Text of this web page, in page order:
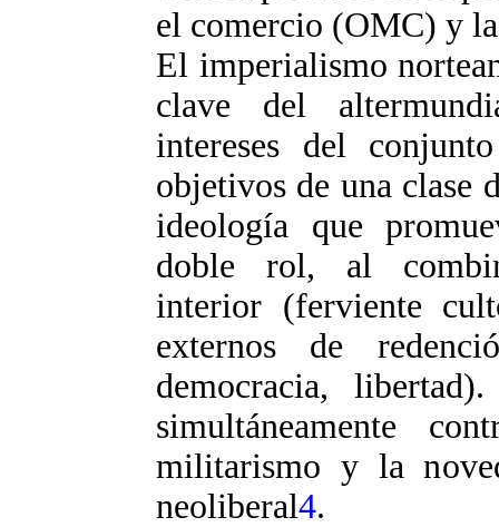
el comercio (OMC) y
El imperialismo
clave del
intereses del
objetivos de una clase
ideología que
doble rol, al
interior (ferviente
externos de
democracia,
simultáneamente
militarismo y la
neoliberal4.